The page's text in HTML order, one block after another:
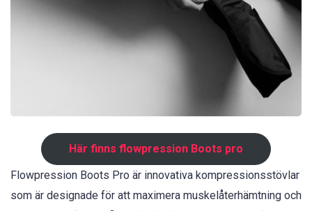
Här finns flowpression Boots pro
Flowpression Boots Pro är innovativa kompressionsstövlar
som är designade för att maximera muskelåterhämtning och